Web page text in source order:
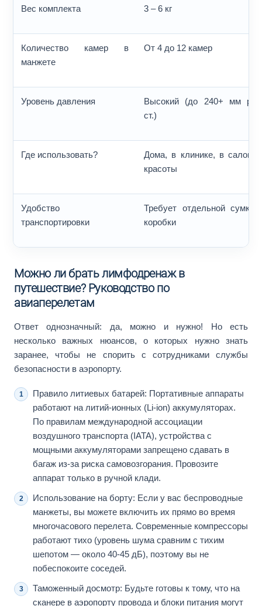
Вес комплекта 3 – 6 кг
Количество камер в
манжете
От 4 до 12 камер
Уровень давления
Высокий (до 240+ мм рт.
ст.)
Где использовать?
Дома, в клинике, в салоне
красоты
Удобство
транспортировки
Требует отдельной сумки/
коробки
Можно ли брать лимфодренаж в
путешествие? Руководство по
авиаперелетам
Ответ однозначный: да, можно и нужно! Но есть
несколько важных нюансов, о которых нужно знать
заранее, чтобы не спорить с сотрудниками службы
безопасности в аэропорту.
Правило литиевых батарей: Портативные аппараты
работают на литий-ионных (Li-ion) аккумуляторах.
По правилам международной ассоциации
воздушного транспорта (IATA), устройства с
мощными аккумуляторами запрещено сдавать в
багаж из-за риска самовозгорания. Провозите
аппарат только в ручной клади.
Использование на борту: Если у вас беспроводные
манжеты, вы можете включить их прямо во время
многочасового перелета. Современные компрессоры
работают тихо (уровень шума сравним с тихим
шепотом — около 40-45 дБ), поэтому вы не
побеспокоите соседей.
Таможенный досмотр: Будьте готовы к тому, что на
сканере в аэропорту провода и блоки питания могут